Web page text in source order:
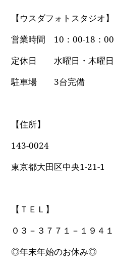
【ウスダフォトスタジオ】
営業時間 10：00-18：00
定休日 水曜日・木曜日
駐車場 3台完備
【住所】
143-0024
東京都大田区中央1-21-1
【ＴＥＬ】
０３－３７７１－１９４１
◎年末年始のお休み◎